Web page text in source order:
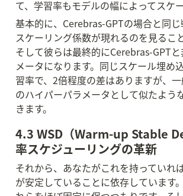
て、学習率もモデルの幅によってスケ
基本的に、Cerebras-GPTの場合と同
スケーリング係数が現れるのを見るこ
そして彼らは最終的にCerebras-GPT
メータになります。同じスケール埋め
習率で、2倍程度の差はありますが、
のハイパーパラメータとして似たよう
きます。
4.3 WSD（Warm-up Stable
率スケジューリングの革新
それから、あなたがこれを持っていれ
が安定していることに依存しています